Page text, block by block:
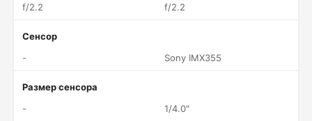
f/2.2
f/2.2
Сенсор
-
Sony IMX355
Размер сенсора
-
1/4.0"